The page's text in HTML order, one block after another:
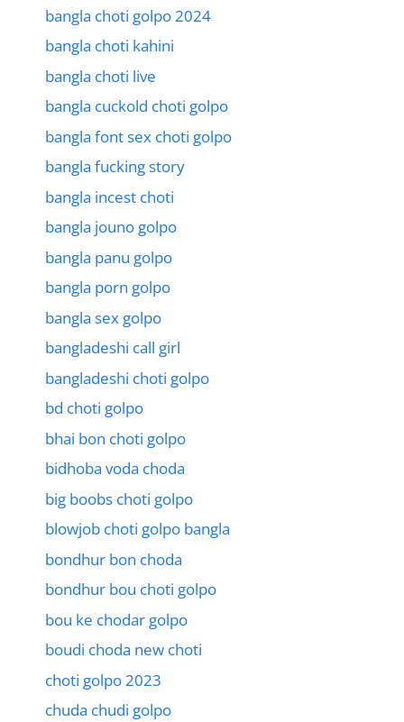
bangla choti golpo 2024
bangla choti kahini
bangla choti live
bangla cuckold choti golpo
bangla font sex choti golpo
bangla fucking story
bangla incest choti
bangla jouno golpo
bangla panu golpo
bangla porn golpo
bangla sex golpo
bangladeshi call girl
bangladeshi choti golpo
bd choti golpo
bhai bon choti golpo
bidhoba voda choda
big boobs choti golpo
blowjob choti golpo bangla
bondhur bon choda
bondhur bou choti golpo
bou ke chodar golpo
boudi choda new choti
choti golpo 2023
chuda chudi golpo